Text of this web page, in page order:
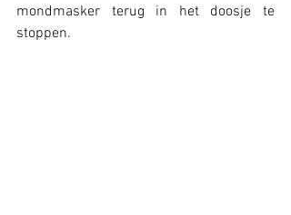
mondmasker terug in het doosje te
stoppen.